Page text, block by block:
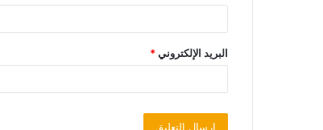
البريد الإلكتروني*